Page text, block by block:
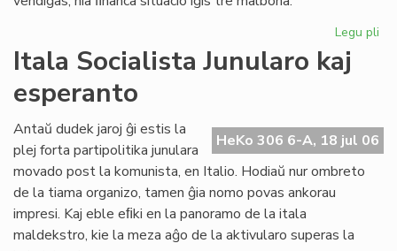
Legu pli
Itala Socialista Junularo kaj
esperanto
HeKo 306 6-A, 18 jul 06
Antaŭ dudek jaroj ĝi estis la
plej forta partipolitika junulara
movado post la komunista, en Italio. Hodiaŭ nur ombreto
de la tiama organizo, tamen ĝia nomo povas ankorau
impresi. Kaj eble eﬁki en la panoramo de la itala
maldekstro, kie la meza aĝo de la aktivularo superas la